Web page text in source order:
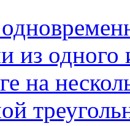
из одного
на